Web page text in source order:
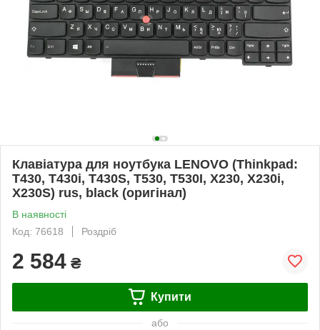
Клавіатура для ноутбука LENOVO (Thinkpad:
T430, T430i, T430S, T530, T530I, X230, X230i,
X230S) rus, black (оригінал)
В наявності
Код: 76618
Роздріб
2 584 ₴
Купити
або